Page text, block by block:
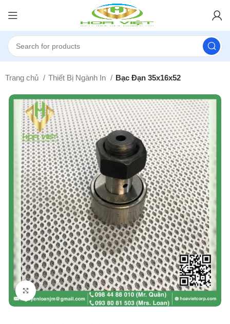
Trang chủ Thiết Bị Ngành In Bạc Đạn 35x16x52
Click to enlarge